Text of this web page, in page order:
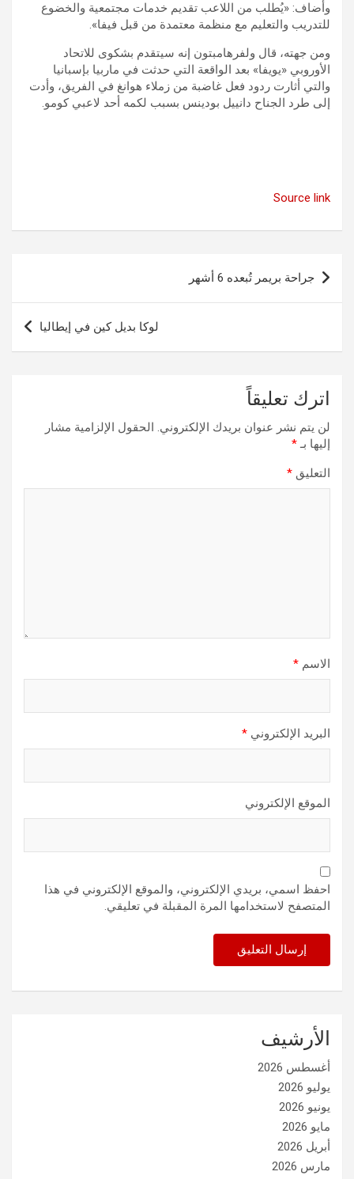
وأضاف: «يُطلب من اللاعب تقديم خدمات مجتمعية والخضوع
للتدريب والتعليم مع منظمة معتمدة من قبل فيفا».
ومن جهته، قال ولفرهامبتون إنه سيتقدم بشكوى للاتحاد
الأوروبي «يويفا» بعد الواقعة التي حدثت في ماربيا بإسبانيا
والتي أثارت ردود فعل غاضبة من زملاء هوانغ في الفريق، وأدت
إلى طرد الجناح دانييل بودينس بسبب لكمه أحد لاعبي كومو.
Source link
تصفّح
المقالات
جراحة بريمر تُبعده 6 أشهر
لوكا بديل كين في إيطاليا
اترك تعليقاً
لن يتم نشر عنوان بريدك الإلكتروني. الحقول الإلزامية مشار
إليها بـ*
التعليق *
الاسم *
البريد الإلكتروني *
الموقع الإلكتروني
احفظ اسمي، بريدي الإلكتروني، والموقع الإلكتروني في هذا
المتصفح لاستخدامها المرة المقبلة في تعليقي.
الأرشيف
أغسطس 2026
يوليو 2026
يونيو 2026
مايو 2026
أبريل 2026
مارس 2026